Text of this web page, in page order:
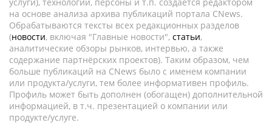
на основе анализа архива публикаций портала CNews.
Обрабатываются тексты всех редакционных разделов
(новости, включая "Главные новости", статьи,
аналитические обзоры рынков, интервью, а также
содержание партнёрских проектов). Таким образом, чем
больше публикаций на CNews было с именем компании
или продукта/услуги, тем более информативен профиль.
Профиль может быть дополнен (обогащен) дополнительной
информацией, в т.ч. презентацией о компании или
продукте/услуге.